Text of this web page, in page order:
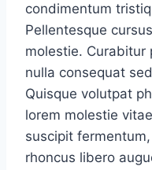
condimentum
Pellentesque
molestie. Curabitur
nulla consequat
Quisque volutpat
lorem molestie
suscipit
rhoncus libero